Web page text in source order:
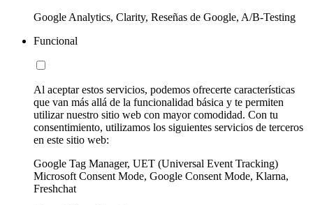
Google Analytics, Clarity, Reseñas de Google, A/B-Testing
Funcional
Al aceptar estos servicios, podemos ofrecerte características
que van más allá de la funcionalidad básica y te permiten
utilizar nuestro sitio web con mayor comodidad. Con tu
consentimiento, utilizamos los siguientes servicios de terceros
en este sitio web:
Google Tag Manager, UET (Universal Event Tracking)
Microsoft Consent Mode, Google Consent Mode, Klarna,
Freshchat